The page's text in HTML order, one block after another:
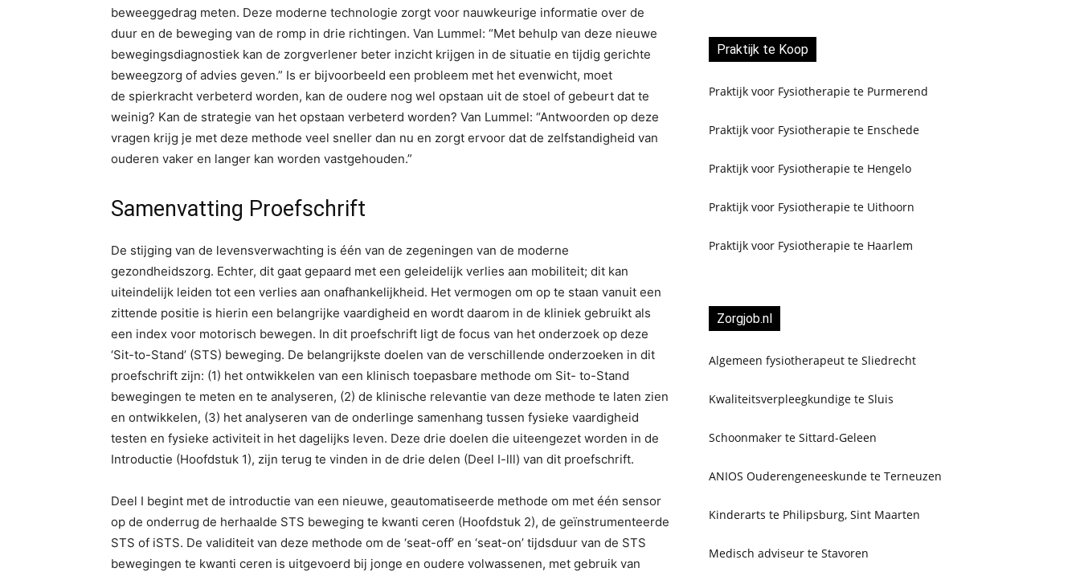
beweeggedrag meten. Deze moderne technologie zorgt voor nauwkeurige informatie over de
duur en de beweging van de romp in drie richtingen. Van Lummel: “Met behulp van deze nieuwe
bewegingsdiagnostiek kan de zorgverlener beter inzicht krijgen in de situatie en tijdig gerichte
beweegzorg of advies geven.” Is er bijvoorbeeld een probleem met het evenwicht, moet
de spierkracht verbeterd worden, kan de oudere nog wel opstaan uit de stoel of gebeurt dat te
weinig? Kan de strategie van het opstaan verbeterd worden? Van Lummel: “Antwoorden op deze
vragen krijg je met deze methode veel sneller dan nu en zorgt ervoor dat de zelfstandigheid van
ouderen vaker en langer kan worden vastgehouden.”
Samenvatting Proefschrift
De stijging van de levensverwachting is één van de zegeningen van de moderne
gezondheidszorg. Echter, dit gaat gepaard met een geleidelijk verlies aan mobiliteit; dit kan
uiteindelijk leiden tot een verlies aan onafhankelijkheid. Het vermogen om op te staan vanuit een
zittende positie is hierin een belangrijke vaardigheid en wordt daarom in de kliniek gebruikt als
een index voor motorisch bewegen. In dit proefschrift ligt de focus van het onderzoek op deze
‘Sit-to-Stand’ (STS) beweging. De belangrijkste doelen van de verschillende onderzoeken in dit
proefschrift zijn: (1) het ontwikkelen van een klinisch toepasbare methode om Sit- to-Stand
bewegingen te meten en te analyseren, (2) de klinische relevantie van deze methode te laten zien
en ontwikkelen, (3) het analyseren van de onderlinge samenhang tussen fysieke vaardigheid
testen en fysieke activiteit in het dagelijks leven. Deze drie doelen die uiteengezet worden in de
Introductie (Hoofdstuk 1), zijn terug te vinden in de drie delen (Deel I-lll) van dit proefschrift.
Deel I begint met de introductie van een nieuwe, geautomatiseerde methode om met één sensor
op de onderrug de herhaalde STS beweging te kwanti ceren (Hoofdstuk 2), de geïnstrumenteerde
STS of iSTS. De validiteit van deze methode om de ‘seat-off’ en ‘seat-on’ tijdsduur van de STS
bewegingen te kwanti ceren is uitgevoerd bij jonge en oudere volwassenen, met gebruik van
Praktijk te Koop
Praktijk voor Fysiotherapie te Purmerend
Praktijk voor Fysiotherapie te Enschede
Praktijk voor Fysiotherapie te Hengelo
Praktijk voor Fysiotherapie te Uithoorn
Praktijk voor Fysiotherapie te Haarlem
Zorgjob.nl
Algemeen fysiotherapeut te Sliedrecht
Kwaliteitsverpleegkundige te Sluis
Schoonmaker te Sittard-Geleen
ANIOS Ouderengeneeskunde te Terneuzen
Kinderarts te Philipsburg, Sint Maarten
Medisch adviseur te Stavoren